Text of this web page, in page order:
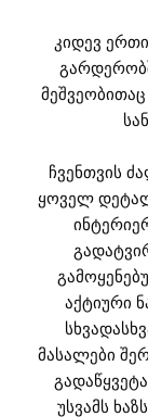
კიდევ
ჩვენთვის
ყოველ
აქტიური
მასალები
უსვამს